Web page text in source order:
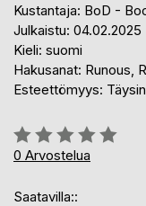
Kustantaja: BoD -
Julkaistu: 04.02.2025
Kieli: suomi
Hakusanat: Runous,
Esteettömyys:
Arvostelu::
0%
0 Arvostelua
Saatavilla::